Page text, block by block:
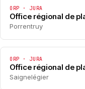
ORP · JURA
Office régional de
Porrentruy
ORP · JURA
Office régional de
Saignelégier